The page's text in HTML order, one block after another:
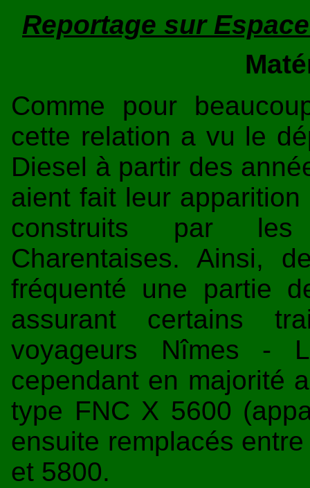
Reportage sur
Comme pour
cette relation a vu le
Diesel à partir des
aient fait leur
construits par les
Charentaises. Ainsi,
fréquenté une partie
assurant certains
voyageurs Nîmes -
cependant en majorité
type FNC X 5600
ensuite remplacés
et 5800.